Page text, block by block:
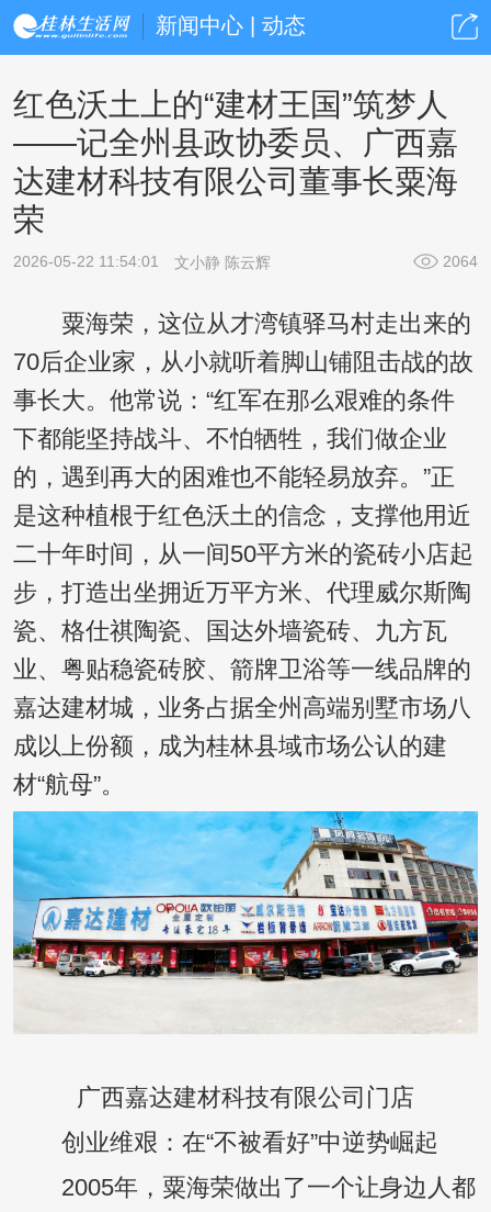
新闻中心 | 动态
红色沃土上的“建材王国”筑梦人
——记全州县政协委员、广西嘉
达建材科技有限公司董事长粟海
荣
2026-05-22 11:54:01 文小静 陈云辉 2064
粟海荣，这位从才湾镇驿马村走出来的
70后企业家，从小就听着脚山铺阻击战的故
事长大。他常说：“红军在那么艰难的条件
下都能坚持战斗、不怕牺牲，我们做企业
的，遇到再大的困难也不能轻易放弃。”正
是这种植根于红色沃土的信念，支撑他用近
二十年时间，从一间50平方米的瓷砖小店起
步，打造出坐拥近万平方米、代理威尔斯陶
瓷、格仕祺陶瓷、国达外墙瓷砖、九方瓦
业、粤贴稳瓷砖胶、箭牌卫浴等一线品牌的
嘉达建材城，业务占据全州高端别墅市场八
成以上份额，成为桂林县域市场公认的建
材“航母”。
广西嘉达建材科技有限公司门店
创业维艰：在“不被看好”中逆势崛起
2005年，粟海荣做出了一个让身边人都